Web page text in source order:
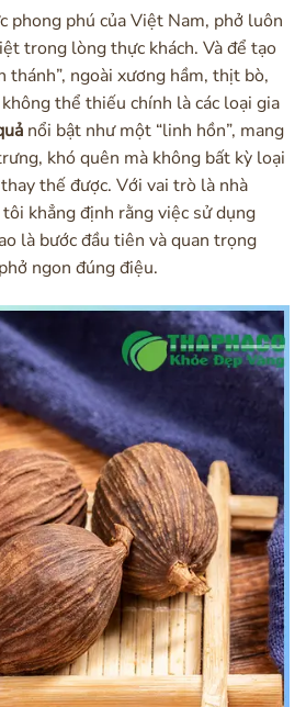
phong phú của Việt Nam, phở luôn
trong lòng thực khách. Và để tạo
thánh”, ngoài xương hầm, thịt bò,
thể thiếu chính là các loại gia
nổi bật như một “linh hồn”, mang
khó quên mà không bất kỳ loại
thế được. Với vai trò là nhà
khẳng định rằng việc sử dụng
là bước đầu tiên và quan trọng
ngon đúng điệu.